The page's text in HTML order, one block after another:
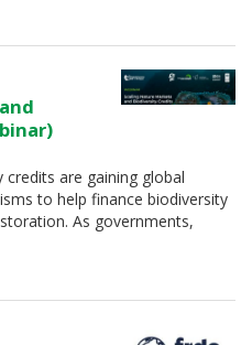
are gaining global
to help finance biodiversity
As governments,